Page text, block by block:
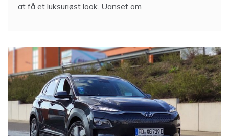
at få et luksuriøst look. Uanset om